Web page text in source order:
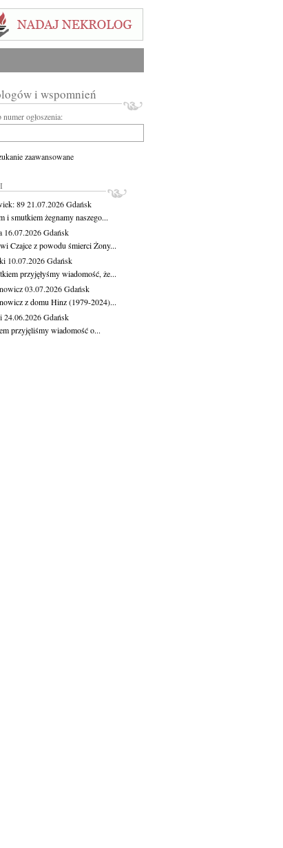
i wspomnień
ogłoszenia:
zaawansowane
8921.07.2026Gdańsk
i smutkiem żegnamy naszego...
16.07.2026Gdańsk
Czajce z powodu śmierci Żony...
10.07.2026Gdańsk
przyjęłyśmy wiadomość, że...
03.07.2026Gdańsk
z domu Hinz (1979-2024)...
24.06.2026Gdańsk
przyjęliśmy wiadomość o...